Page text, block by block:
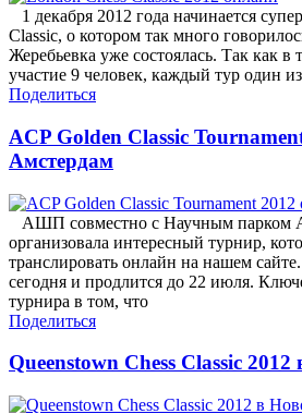
1 декабря 2012 года начинается
Classic, о котором так много
Жеребьевка уже состоялась. Так как в
участие 9 человек, каждый тур один из
Поделиться
ACP Golden Classic
Амстердам
АШП совместно с Научным парком
организовала интересный турнир,
транслировать онлайн на нашем
сегодня и продлится до 22 июля.
турнира в том, что
Поделиться
Queenstown Chess Classic